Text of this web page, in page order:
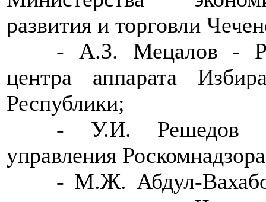
развития и торговли
- А.З. Мецалов -
центра аппарата
Республики;
- У.И. Решедов -
управления
- М.Ж. Абдул-